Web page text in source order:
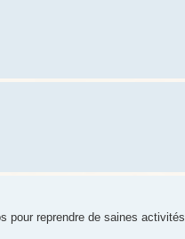
pour reprendre de saines activités